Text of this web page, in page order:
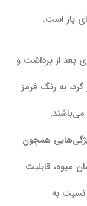
باز است.
گرد، به رنگ قرمز
میوه، قابلیت
نسبت به